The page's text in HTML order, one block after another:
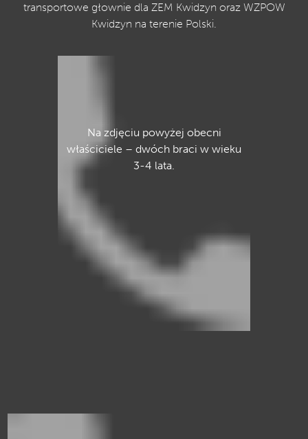
transportowe głownie dla ZEM Kwidzyn oraz WZPOW
Kwidzyn na terenie Polski.
Na zdjęciu powyżej obecni
właściciele – dwóch braci w wieku
3-4 lata.